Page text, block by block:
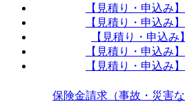
【見積り・申込み
【見積り・申込み
【見積り・申込み
【見積り・申込み
【見積り・申込み
保険金請求（事故・災害な